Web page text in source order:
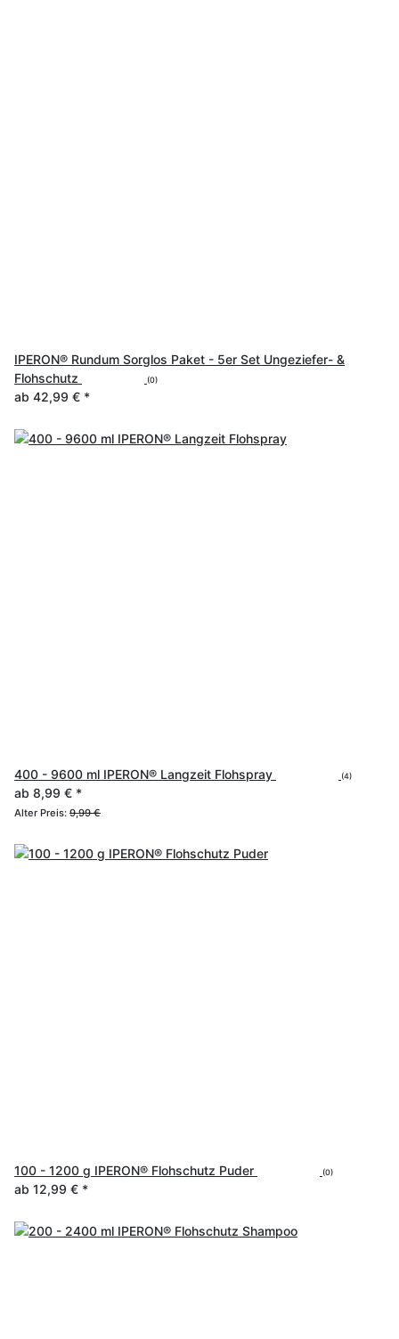
IPERON® Rundum Sorglos Paket - 5er Set Ungeziefer- &
Flohschutz
(0)
ab 42,99 € *
400 - 9600 ml IPERON® Langzeit Flohspray (4)
ab 8,99 € *
Alter Preis: 9,99 €
100 - 1200 g IPERON® Flohschutz Puder (0)
ab 12,99 € *